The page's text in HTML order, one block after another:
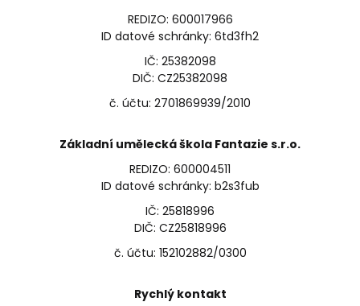
REDIZO: 600017966
ID datové schránky: 6td3fh2
IČ: 25382098
DIČ: CZ25382098
č. účtu: 2701869939/2010
Základní umělecká škola Fantazie s.r.o.
REDIZO: 600004511
ID datové schránky: b2s3fub
IČ: 25818996
DIČ: CZ25818996
č. účtu: 152102882/0300
Rychlý kontakt